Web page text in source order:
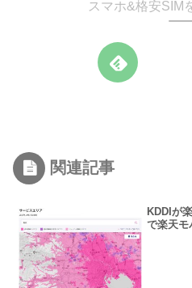
スマホ&格安SIM
関連記事
KDDIが
で楽天モ